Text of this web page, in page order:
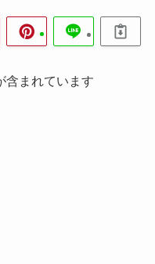
含まれています